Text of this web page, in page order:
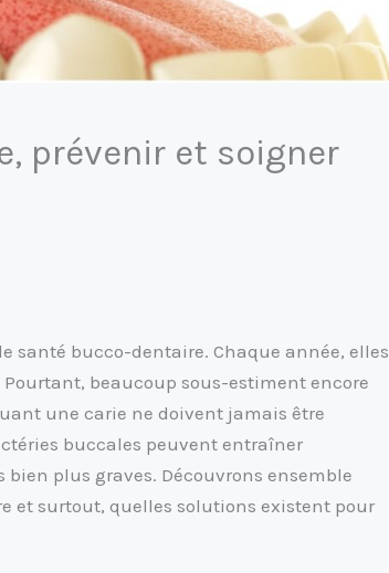
prévenir et soigner
santé bucco-dentaire. Chaque année, elles
beaucoup sous-estiment encore
une carie ne doivent jamais être
buccales peuvent entraîner
plus graves. Découvrons ensemble
et surtout, quelles solutions existent pour